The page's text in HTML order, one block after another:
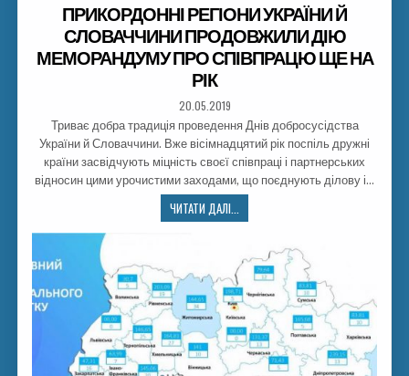
ПРИКОРДОННІ РЕГІОНИ УКРАЇНИ Й
СЛОВАЧЧИНИ ПРОДОВЖИЛИ ДІЮ
МЕМОРАНДУМУ ПРО СПІВПРАЦЮ ЩЕ НА
РІК
20.05.2019
Триває добра традиція проведення Днів добросусідства
України й Словаччини. Вже вісімнадцятий рік поспіль дружні
країни засвідчують міцність своєї співпраці і партнерських
відносин цими урочистими заходами, що поєднують ділову і…
ЧИТАТИ ДАЛІ...